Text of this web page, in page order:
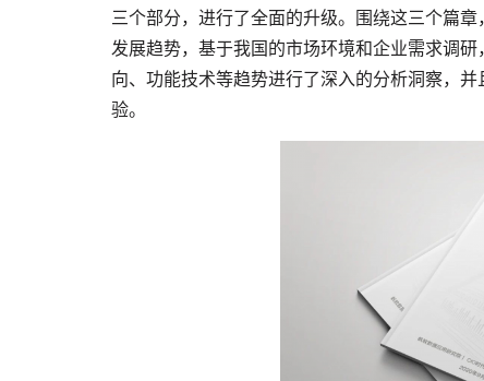
三个部分，进行了全面的升级。围绕这三个篇
发展趋势，基于我国的市场环境和企业需求调
向、功能技术等趋势进行了深入的分析洞察，
验。